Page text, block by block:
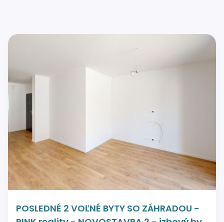
POSLEDNÉ 2 VOĽNÉ BYTY SO ZÁHRADOU -